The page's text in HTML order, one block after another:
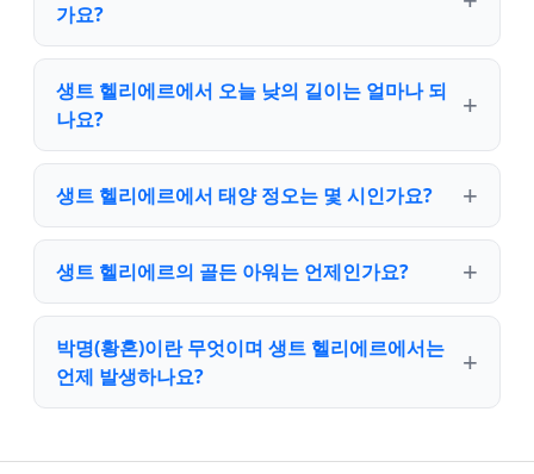
가요?
생트 헬리에르에서 오늘 낮의 길이는 얼마나 되
나요?
생트 헬리에르에서 태양 정오는 몇 시인가요?
생트 헬리에르의 골든 아워는 언제인가요?
박명(황혼)이란 무엇이며 생트 헬리에르에서는
언제 발생하나요?